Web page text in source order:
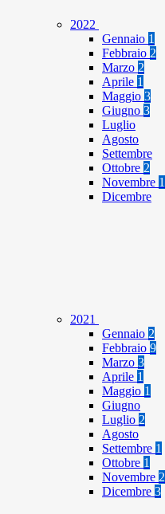
2022
Gennaio 1
Febbraio 2
Marzo 2
Aprile 1
Maggio 3
Giugno 3
Luglio
Agosto
Settembre
Ottobre 2
Novembre 1
Dicembre
2021
Gennaio 2
Febbraio 9
Marzo 3
Aprile 1
Maggio 1
Giugno
Luglio 2
Agosto
Settembre 1
Ottobre 1
Novembre 2
Dicembre 3